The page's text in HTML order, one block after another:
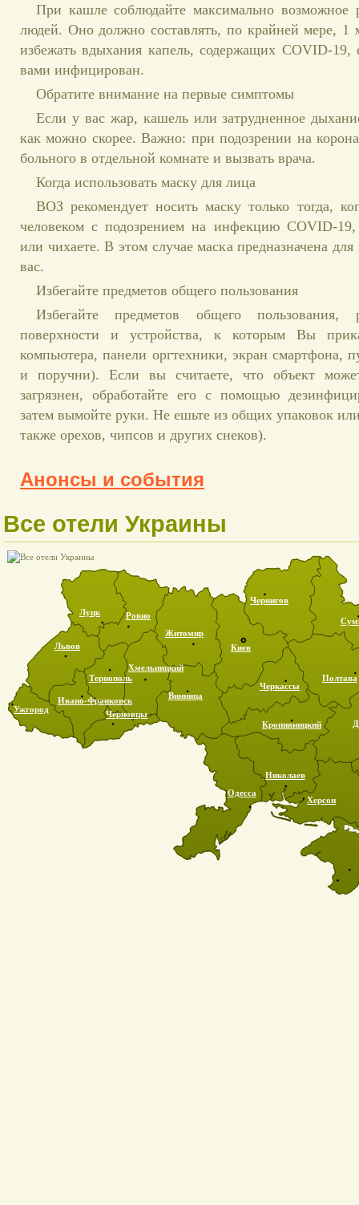
При кашле соблюдайте максимально возможное
людей. Оно должно составлять, по крайней мере, 1
избежать вдыхания капель, содержащих COVID-19,
вами инфицирован.
Обратите внимание на первые симптомы
Если у вас жар, кашель или затрудненное
как можно скорее. Важно: при подозрении на
больного в отдельной комнате и вызвать врача.
Когда использовать маску для лица
ВОЗ рекомендует носить маску только тогда,
человеком с подозрением на инфекцию COVID-
или чихаете. В этом случае маска предназначена
вас.
Избегайте предметов общего пользования
Избегайте предметов общего пользования,
поверхности и устройства, к которым Вы
компьютера, панели оргтехники, экран смартфона,
и поручни). Если вы считаете, что объект
загрязнен, обработайте его с помощью
затем вымойте руки. Не ешьте из общих упаковок
также орехов, чипсов и других снеков).
Анонсы и события
Все отели Украины
Винница
Львов
Луцк
Ужгород
Ивано-Франковск
Ровно
Тернополь
Черновцы
Хмельницкий
Житомир
Киев
Чернигов
Полтава
Черкассы
Кропивницкий
Херсон
Николаев
Одесса